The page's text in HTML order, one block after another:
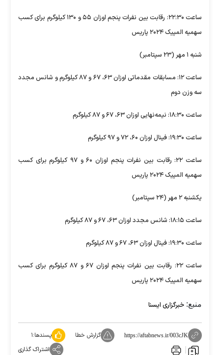
ساعت ۲۲:۳۰: رقابت بین نفرات پنجم اوزان ۵۵ و ۱۳۰ کیلوگرم برای کسب
سهمیه المپیک ۲۰۲۴ پاریس
شنبه ۱ مهر (۲۳ سپتامبر)
ساعت ۱۲: مسابقات مقدماتی اوزان ۶۳، ۶۷ و ۸۷ کیلوگرم و شانس مجدد
سه وزن دوم
ساعت ۱۸:۳۰: نیمه‌نهایی اوزان ۶۳، ۶۷ و ۸۷ کیلوگرم
ساعت ۱۹:۳۰: فینال اوزان ۶۰، ۷۲ و ۹۷ کیلوگرم
ساعت ۲۲: رقابت بین نفرات پنجم اوزان ۶۰ و ۹۷ کیلوگرم برای کسب
سهمیه المپیک ۲۰۲۴ پاریس
یکشنبه ۲ مهر (۲۴ سپتامبر)
ساعت ۱۸:۱۵: شانس مجدد اوزان ۶۳، ۶۷ و ۸۷ کیلوگرم
ساعت ۱۹:۳۰: فینال اوزان ۶۳، ۶۷ و ۸۷ کیلوگرم
ساعت ۲۲: رقابت بین نفرات پنجم اوزان ۶۷ و ۸۷ کیلوگرم برای کسب
سهمیه المپیک ۲۰۲۴ پاریس
منبع: خبرگزاری ایسنا
https://aftabnews.ir/003cJK گزارش خطا پسندها:۱
اشتراک گذاری